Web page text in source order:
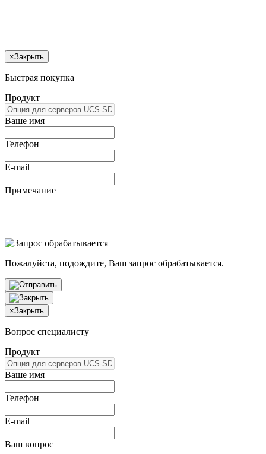
×Закрыть
Быстрая покупка
Продукт
Ваше имя
Телефон
E-mail
Примечание
Пожалуйста, подождите, Ваш запрос обрабатывается.
×Закрыть
Вопрос специалисту
Продукт
Ваше имя
Телефон
E-mail
Ваш вопрос